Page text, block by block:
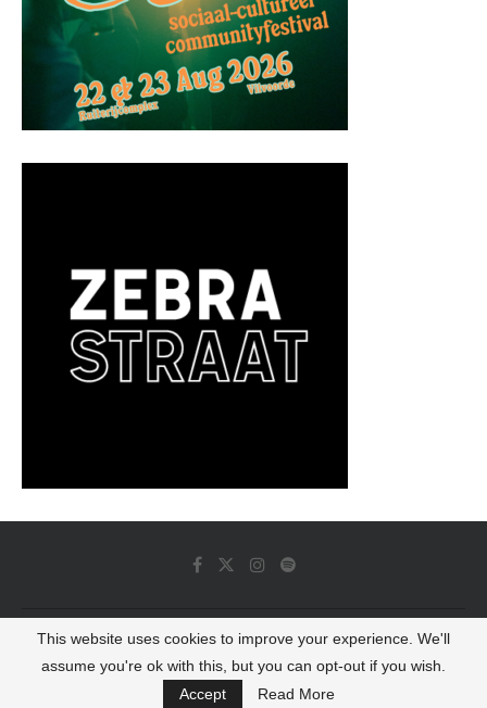
© 2022 - Luminous Dash All Rights Reserved
BACK TO TOP
This website uses cookies to improve your experience. We'll
assume you're ok with this, but you can opt-out if you wish.
Accept
Read More